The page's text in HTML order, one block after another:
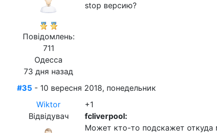
Повідомлень:
711
Одесса
73 дня назад
stop версию?
#35 - 10 вересня 2018, понедельник
Wiktor
Відвідувач
+1
fcliverpool:
Может кто-то подскажет